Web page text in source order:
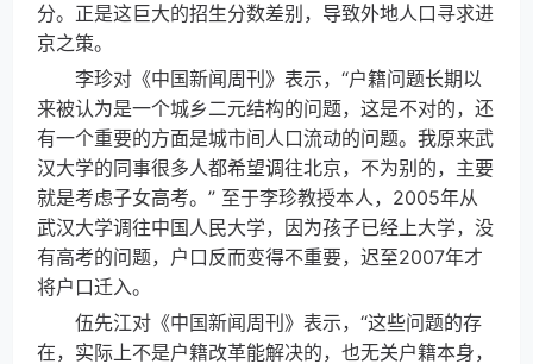
分。正是这巨大的招生分数差别，导致外地人口寻求进
京之策。
李珍对《中国新闻周刊》表示，“户籍问题长期以
来被认为是一个城乡二元结构的问题，这是不对的，还
有一个重要的方面是城市间人口流动的问题。我原来武
汉大学的同事很多人都希望调往北京，不为别的，主要
就是考虑子女高考。” 至于李珍教授本人，2005年从
武汉大学调往中国人民大学，因为孩子已经上大学，没
有高考的问题，户口反而变得不重要，迟至2007年才
将户口迁入。
伍先江对《中国新闻周刊》表示，“这些问题的存
在，实际上不是户籍改革能解决的，也无关户籍本身，